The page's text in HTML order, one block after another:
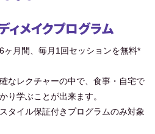
ィメイクプログラム
月間、毎月1回セッションを無料*
なレクチャーの中で、食事・自宅で
り学ぶことが出来ます。
タイル保証付きプログラムのみ対象